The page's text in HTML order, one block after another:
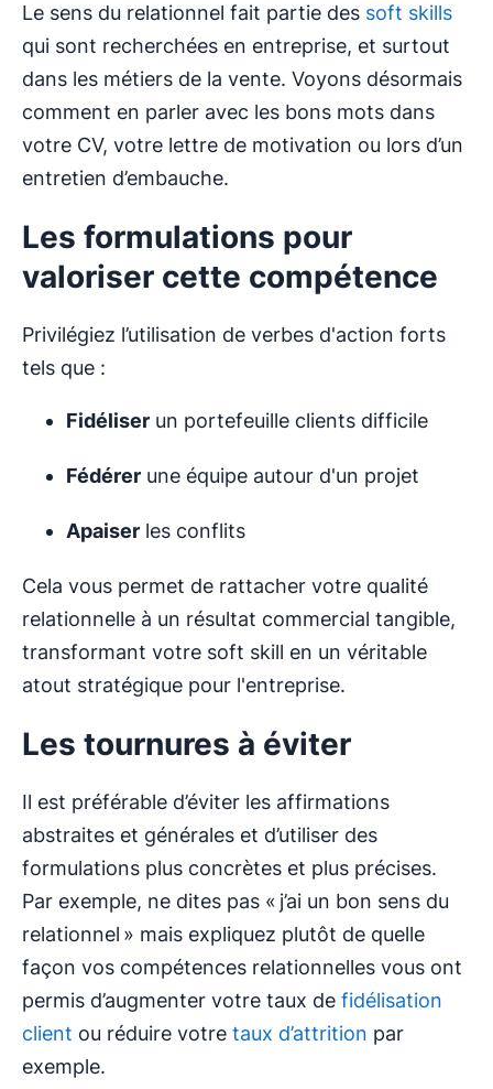
Le sens du relationnel fait partie des soft skills
qui sont recherchées en entreprise, et surtout
dans les métiers de la vente. Voyons désormais
comment en parler avec les bons mots dans
votre CV, votre lettre de motivation ou lors d’un
entretien d’embauche.
Les formulations pour
valoriser cette compétence
Privilégiez l’utilisation de verbes d'action forts
tels que :
Fidéliser un portefeuille clients difficile
Fédérer une équipe autour d'un projet
Apaiser les conflits
Cela vous permet de rattacher votre qualité
relationnelle à un résultat commercial tangible,
transformant votre soft skill en un véritable
atout stratégique pour l'entreprise.
Les tournures à éviter
Il est préférable d’éviter les affirmations
abstraites et générales et d’utiliser des
formulations plus concrètes et plus précises.
Par exemple, ne dites pas « j’ai un bon sens du
relationnel » mais expliquez plutôt de quelle
façon vos compétences relationnelles vous ont
permis d’augmenter votre taux de fidélisation
client ou réduire votre taux d’attrition par
exemple.